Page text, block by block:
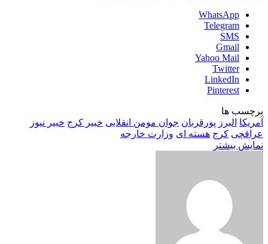
WhatsApp
Telegram
SMS
Gmail
Yahoo Mail
Twitter
LinkedIn
Pinterest
برچسب ها
آمریکا البرز پورقربان جوان مومن انقلابی خبیر کرج خبیر نیوز
عراقچی کرج هسته ای وزارت خارجه
نمایش بیشتر